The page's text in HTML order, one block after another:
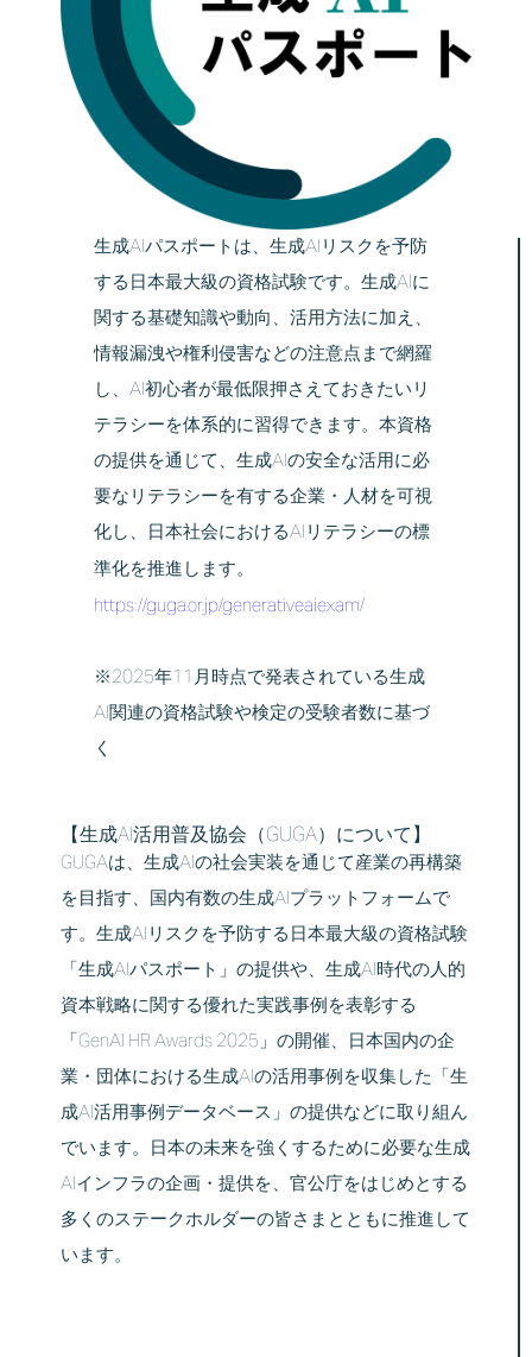
生成AIパスポートは、生成AIリスクを予防
する日本最大級の資格試験です。生成AIに
関する基礎知識や動向、活用方法に加え、
情報漏洩や権利侵害などの注意点まで網羅
し、AI初心者が最低限押さえておきたいリ
テラシーを体系的に習得できます。本資格
の提供を通じて、生成AIの安全な活用に必
要なリテラシーを有する企業・人材を可視
化し、日本社会におけるAIリテラシーの標
準化を推進します。
https://guga.or.jp/generativeaiexam/
※2025年11月時点で発表されている生成
AI関連の資格試験や検定の受験者数に基づ
く
【生成AI活用普及協会（GUGA）について】
GUGAは、生成AIの社会実装を通じて産業の再構築
を目指す、国内有数の生成AIプラットフォームで
す。生成AIリスクを予防する日本最大級の資格試験
「生成AIパスポート」の提供や、生成AI時代の人的
資本戦略に関する優れた実践事例を表彰する
「GenAI HR Awards 2025」の開催、日本国内の企
業・団体における生成AIの活用事例を収集した「生
成AI活用事例データベース」の提供などに取り組ん
でいます。日本の未来を強くするために必要な生成
AIインフラの企画・提供を、官公庁をはじめとする
多くのステークホルダーの皆さまとともに推進して
います。